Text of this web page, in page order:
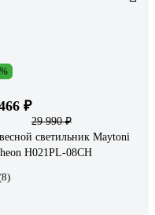
₽
29 990 ₽
светильник Maytoni
H021PL-08CH